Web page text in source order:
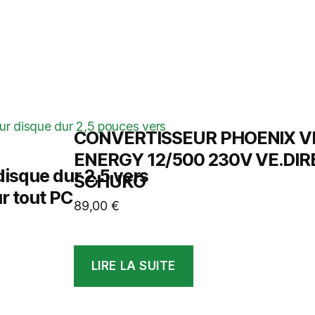
dur 2,5 vers
tout PC
CONVERTISSEUR PHOENIX
ENERGY 12/500 230V
SCHUKO
89,00 €
LIRE LA SUITE